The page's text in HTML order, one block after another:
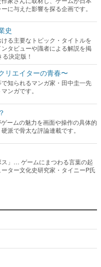
に与えた影響を探る企画です。
史
る主要なトピック・タイトルを
タビューや識者による解説を掲
決定版！
リエイターの青春〜
で知られるマンガ家・田中圭一先
ンガです。
ームの魅力を画面や操作の具体的
派で骨太な評論連載です。
ス」… ゲームにまつわる言葉の起
ター文化史研究家・タイニーP氏